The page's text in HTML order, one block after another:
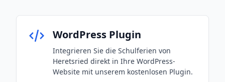
WordPress Plugin
Integrieren Sie die Schulferien von
Heretsried direkt in Ihre WordPress-
Website mit unserem kostenlosen Plugin.